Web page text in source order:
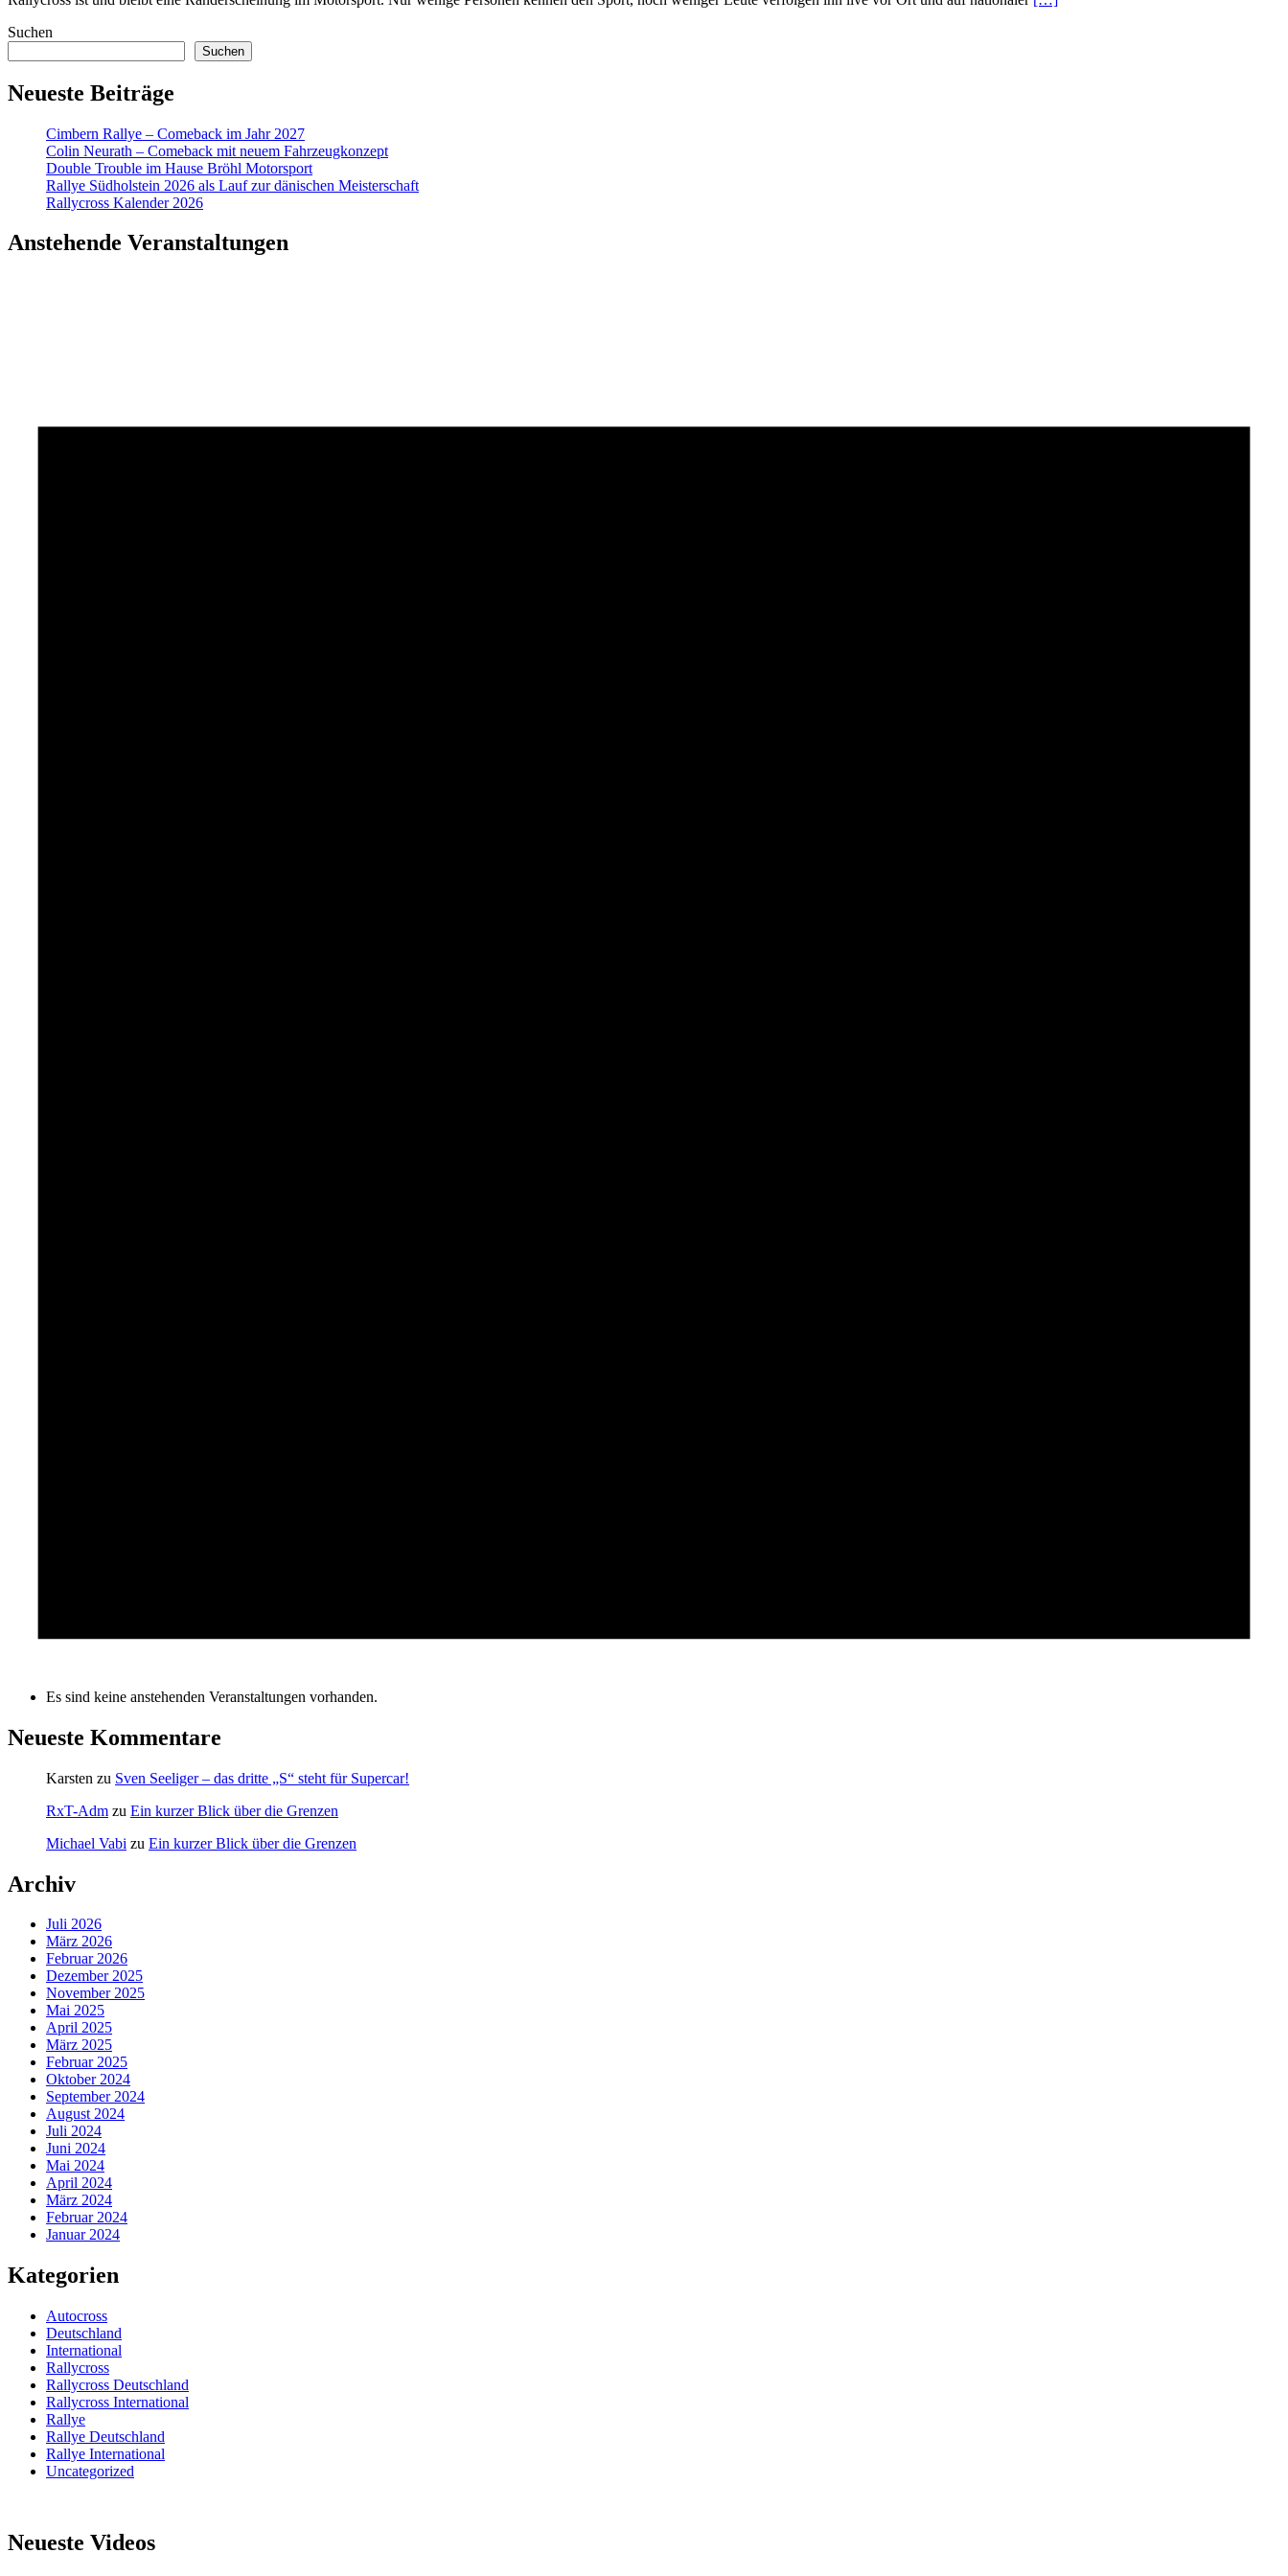
Suchen
Suchen
Neueste Beiträge
Cimbern Rallye – Comeback im Jahr 2027
Colin Neurath – Comeback mit neuem Fahrzeugkonzept
Double Trouble im Hause Bröhl Motorsport
Rallye Südholstein 2026 als Lauf zur dänischen Meisterschaft
Rallycross Kalender 2026
Anstehende Veranstaltungen
Es sind keine anstehenden Veranstaltungen vorhanden.
Neueste Kommentare
Karsten zu Sven Seeliger – das dritte „S“ steht für Supercar!
RxT-Adm zu Ein kurzer Blick über die Grenzen
Michael Vabi zu Ein kurzer Blick über die Grenzen
Archiv
Juli 2026
März 2026
Februar 2026
Dezember 2025
November 2025
Mai 2025
April 2025
März 2025
Februar 2025
Oktober 2024
September 2024
August 2024
Juli 2024
Juni 2024
Mai 2024
April 2024
März 2024
Februar 2024
Januar 2024
Kategorien
Autocross
Deutschland
International
Rallycross
Rallycross Deutschland
Rallycross International
Rallye
Rallye Deutschland
Rallye International
Uncategorized
Neueste Videos